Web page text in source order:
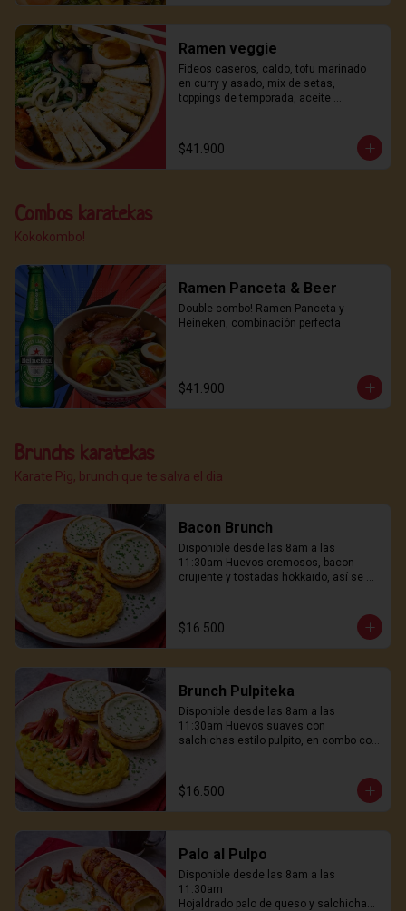
Ramen veggie
Fideos caseros, caldo, tofu marinado
en curry y asado, mix de setas,
toppings de temporada, aceite
$41.900
Combos karatekas
Kokokombo!
Ramen Panceta & Beer
Double combo! Ramen Panceta y
Heineken, combinación perfecta
$41.900
Brunchs karatekas
Karate Pig, brunch que te salva el dia
Bacon Brunch
Disponible desde las 8am a las
11:30am Huevos cremosos, bacon
crujiente y tostadas hokkaido, así se
$16.500
Brunch Pulpiteka
Disponible desde las 8am a las
11:30am Huevos suaves con
salchichas estilo pulpito, en combo con
$16.500
Palo al Pulpo
Disponible desde las 8am a las
11:30am
Hojaldrado palo de queso y salchichas